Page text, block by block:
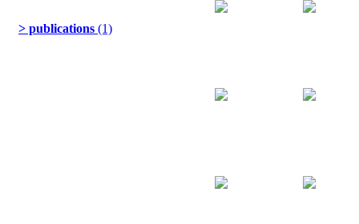
> publications (1)